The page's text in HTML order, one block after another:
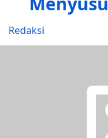
Redaksi